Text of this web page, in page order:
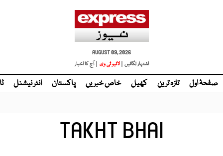
AUGUST 09, 2026
اشتہار لگائیں | لائیو ٹی وی | آج کا اخبار
صفحۂ اول تازہ ترین کھیل خاص خبریں پاکستان انٹر نیشنل
TAKHT BHAI